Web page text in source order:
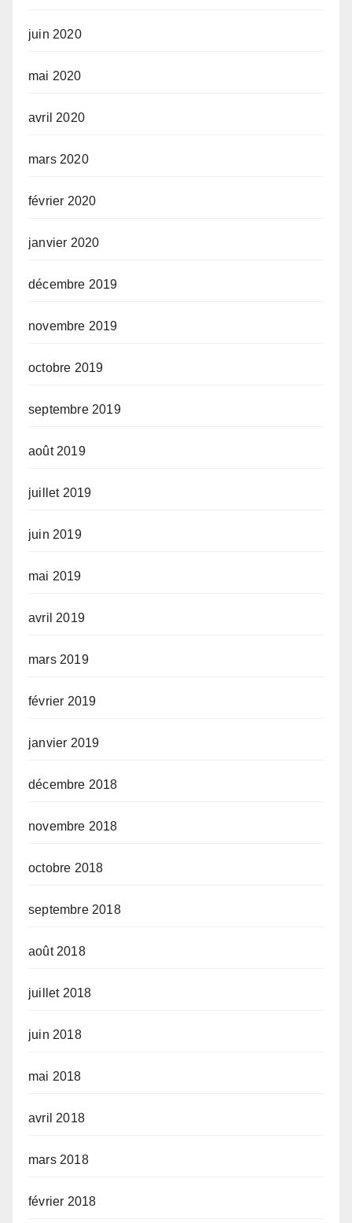
juin 2020
mai 2020
avril 2020
mars 2020
février 2020
janvier 2020
décembre 2019
novembre 2019
octobre 2019
septembre 2019
août 2019
juillet 2019
juin 2019
mai 2019
avril 2019
mars 2019
février 2019
janvier 2019
décembre 2018
novembre 2018
octobre 2018
septembre 2018
août 2018
juillet 2018
juin 2018
mai 2018
avril 2018
mars 2018
février 2018